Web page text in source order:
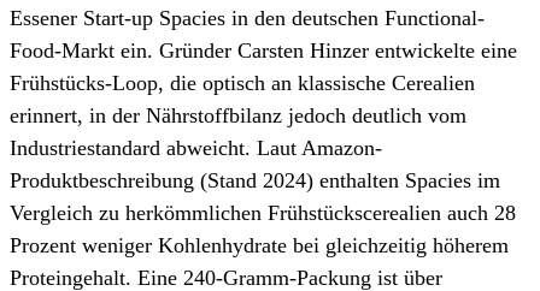
Über uns
Für Unternehmen
Jetzt downloaden
Essener Start-up Spacies in den deutschen Functional-
Food-Markt ein. Gründer Carsten Hinzer entwickelte eine
Frühstücks-Loop, die optisch an klassische Cerealien
erinnert, in der Nährstoffbilanz jedoch deutlich vom
Industriestandard abweicht. Laut Amazon-
Produktbeschreibung (Stand 2024) enthalten Spacies im
Vergleich zu herkömmlichen Frühstückscerealien auch 28
Prozent weniger Kohlenhydrate bei gleichzeitig höherem
Proteingehalt. Eine 240-Gramm-Packung ist über